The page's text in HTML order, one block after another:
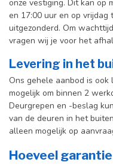
onze vestiging. Dit kan op
en 17:00 uur en op vrijdag
uitgezonderd. Om
vragen wij je voor het
Levering in het
Ons gehele aanbod is
mogelijk om binnen 2
Deurgrepen en -beslag
van de deuren in het
alleen mogelijk op
Hoeveel